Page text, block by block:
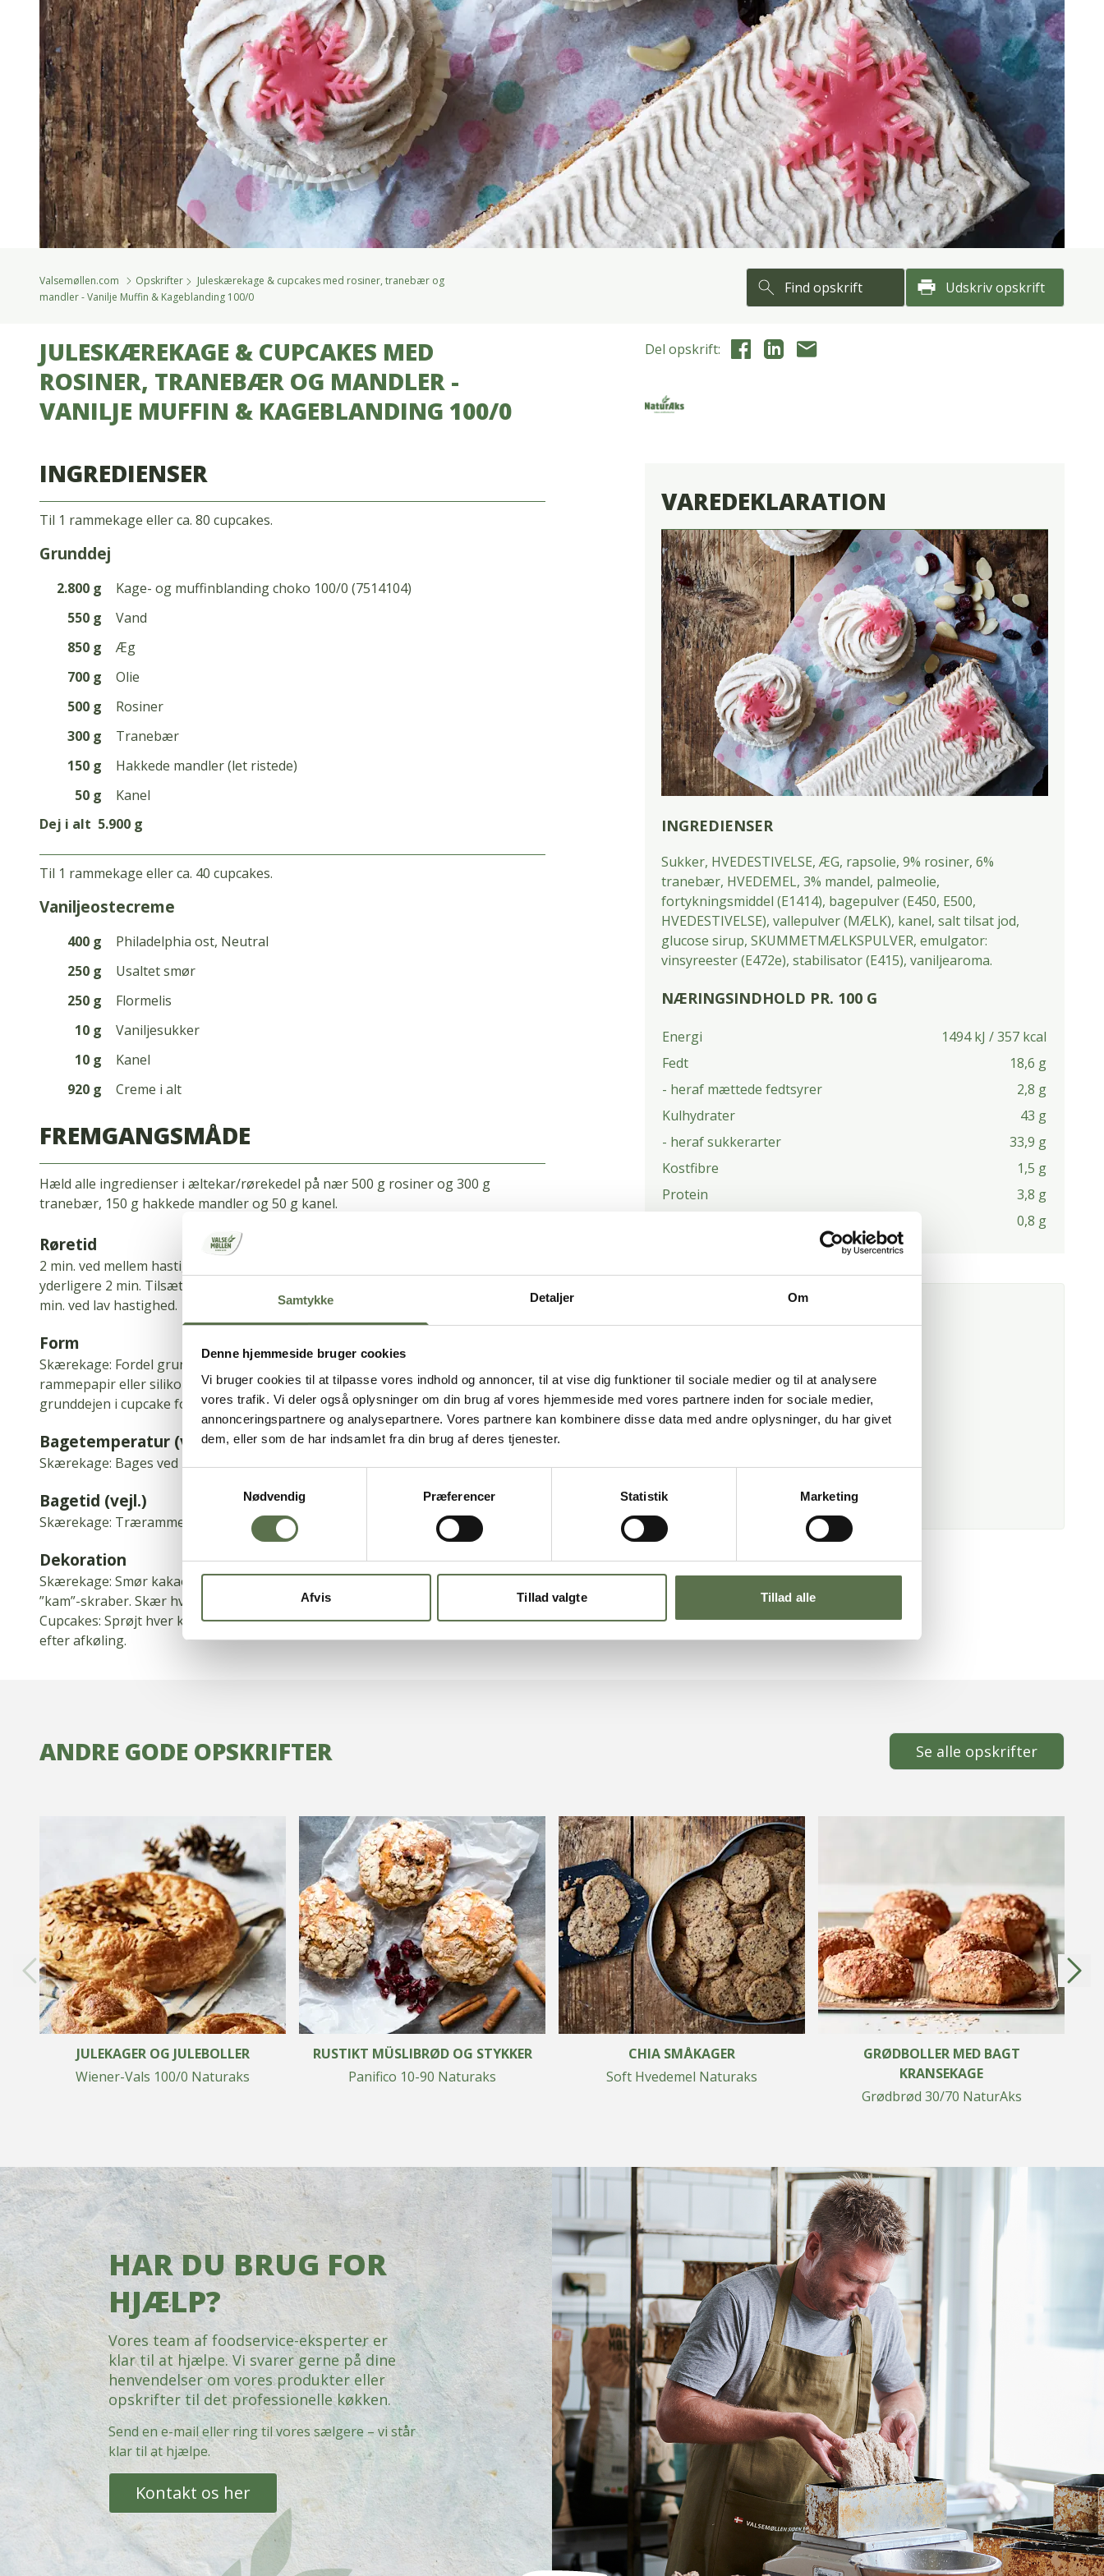
Samtykke Detaljer Om
Denne hjemmeside bruger cookies
Vi bruger cookies til at tilpasse vores indhold og annoncer, til at vise dig funktioner til sociale medier og til at analysere
vores trafik. Vi deler også oplysninger om din brug af vores hjemmeside med vores partnere inden for sociale medier,
annonceringspartnere og analysepartnere. Vores partnere kan kombinere disse data med andre oplysninger, du har givet
dem, eller som de har indsamlet fra din brug af deres tjenester.
Nødvendig
Præferencer Statistik Marketing
Afvis Tillad valgte Tillad alle
Valsemøllen.com Opskrifter
Juleskærekage & cupcakes med rosiner, tranebær og
mandler - Vanilje Muffin & Kageblanding 100/0
Find opskrift Udskriv opskrift
JULESKÆREKAGE & CUPCAKES MED
ROSINER, TRANEBÆR OG MANDLER -
VANILJE MUFFIN & KAGEBLANDING 100/0
INGREDIENSER
Til 1 rammekage eller ca. 80 cupcakes.
grunddej
2.800 g
Kage- og muffinblanding choko 100/0 (7514104)
550 g
Vand
850 g
Æg
700 g
Olie
500 g
Rosiner
300 g
Tranebær
150 g
Hakkede mandler (let ristede)
50 g
Kanel
Dej i alt 5.900 g
Til 1 rammekage eller ca. 40 cupcakes.
vaniljeostecreme
400 g
Philadelphia ost, Neutral
250 g
Usaltet smør
250 g
Flormelis
10 g
Vaniljesukker
10 g
Kanel
920 g
Creme i alt
FREMGANGSMÅDE
Hæld alle ingredienser i æltekar/rørekedel på nær 500 g rosiner og 300 g
tranebær, 150 g hakkede mandler og 50 g kanel.
Røretid
2 min. ved mellem hastighed.
yderligere 2 min. Tilsæt de resterende ingredienser, og rør det hele sammen i 1
min. ved lav hastighed.
Form
Skærekage: Fordel grunddejen i en træramme/jernramme, beklædt med
rammepapir eller silikonepapir.Smør massen jævnt ud. Cupcakes: Sprøjt
grunddejen i cupcake forme.
Bagetemperatur (vejl.)
Skærekage: Bages ved 160-180°C.Cupcakes: Bages ved 175-185°C.
Bagetid (vejl.)
Skærekage: Træramme: 60 min. Jernramme: 50 min. Cupcakes: 16-18 min.
Dekoration
Skærekage: Smør kakaoostecreme på efter afkøling.Lav et mønster med en
”kam”-skraber. Skær hver rammekage ud i 12 stykker og dekorér med marcipan.
Cupcakes: Sprøjt hver kage med ca.25 g vaniljeostecreme og pynt med marcipan
efter afkøling.
Del opskrift:
VAREDEKLARATION
INGREDIENSER
Sukker, HVEDESTIVELSE, ÆG, rapsolie, 9% rosiner, 6%
tranebær, HVEDEMEL, 3% mandel, palmeolie,
fortykningsmiddel (E1414), bagepulver (E450, E500,
HVEDESTIVELSE), vallepulver (MÆLK), kanel, salt tilsat jod,
glucose sirup, SKUMMETMÆLKSPULVER, emulgator:
vinsyreester (E472e), stabilisator (E415), vaniljearoma.
NÆRINGSINDHOLD PR. 100 G
Energi
1494 kJ / 357 kcal
Fedt
18,6 g
- heraf mættede fedtsyrer
2,8 g
Kulhydrater
43 g
- heraf sukkerarter
33,9 g
Kostfibre
1,5 g
Protein
3,8 g
0,8 g
Kage- og muffinblanding
ANDRE GODE OPSKRIFTER Se alle opskrifter
JULEKAGER OG JULEBOLLER
Wiener-Vals 100/0 Naturaks
RUSTIKT MÜSLIBRØD OG STYKKER
Panifico 10-90 Naturaks
CHIA SMÅKAGER
Soft Hvedemel Naturaks
GRØDBOLLER MED BAGT
KRANSEKAGE
Grødbrød 30/70 NaturAks
HAR DU BRUG FOR
HJÆLP?
Vores team af foodservice-eksperter er
klar til at hjælpe. Vi svarer gerne på dine
henvendelser om vores produkter eller
opskrifter til det professionelle køkken.
Send en e-mail eller ring til vores sælgere – vi står
klar til at hjælpe.
Kontakt os her